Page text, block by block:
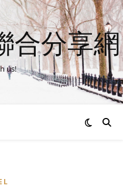
合分享網
us!